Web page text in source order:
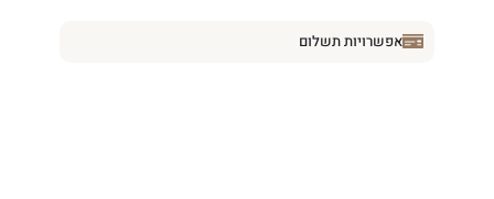
אפשרויות תשלום